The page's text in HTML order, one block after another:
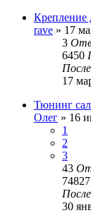
Крепление
rave » 17
3
6450
17
Тюнинг
Олег » 16
1
2
3
43
74827
30